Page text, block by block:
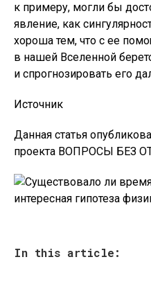
к примеру, могли бы
явление, как
хороша тем, что с ее
в нашей Вселенной
и спрогнозировать его
Источник
Данная статья
проекта ВОПРОСЫ БЕЗ
In this article: